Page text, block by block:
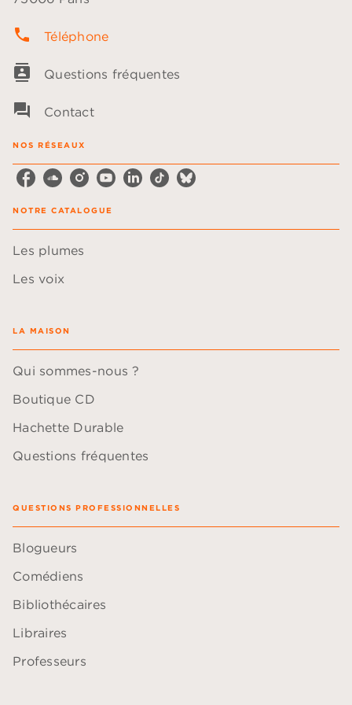
phone Téléphone
contacts Questions fréquentes
question_answer Contact
NOS RÉSEAUX
NOTRE CATALOGUE
Les plumes
Les voix
LA MAISON
Qui sommes-nous ?
Boutique CD
Hachette Durable
Questions fréquentes
QUESTIONS PROFESSIONNELLES
Blogueurs
Comédiens
Bibliothécaires
Libraires
Professeurs